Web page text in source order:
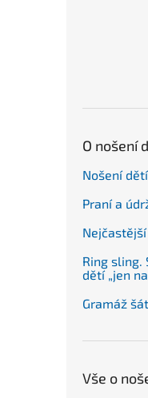
O nošení
Nošení
Praní a
Ring sling.
dětí „jen
Gramáž
Vše o